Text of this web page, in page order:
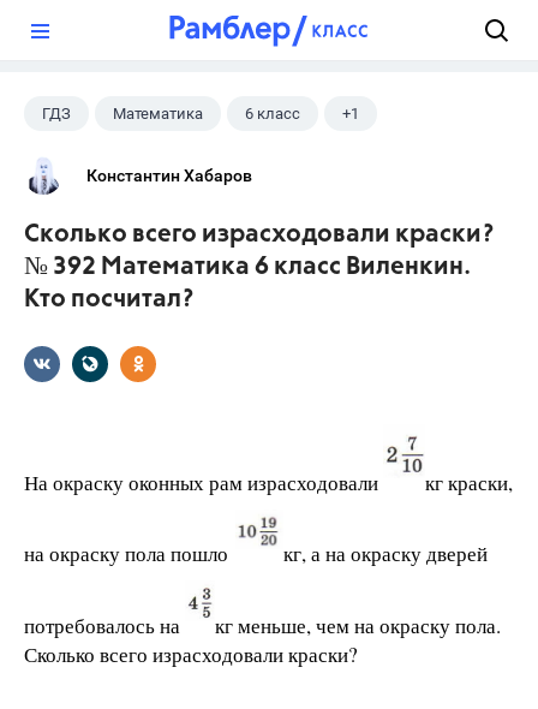
ГДЗ Математика 6 класс +1
Виленкин Н.Я.
Константин Хабаров
Сколько всего израсходовали краски?
№ 392 Математика 6 класс Виленкин.
Кто посчитал?
На окраску оконных рам израсходовали кг краски,
на окраску пола пошло кг, а на окраску дверей
потребовалось на
кг меньше, чем на окраску пола.
Сколько всего израсходовали краски?